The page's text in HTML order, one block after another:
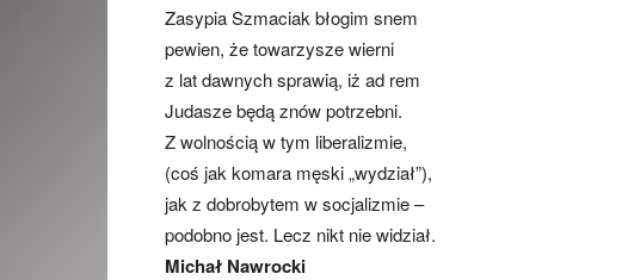
Zasypia Szmaciak błogim snem
pewien, że towarzysze wierni
z lat dawnych sprawią, iż ad rem
Judasze będą znów potrzebni.
Z wolnością w tym liberalizmie,
(coś jak komara męski „wydział”),
jak z dobrobytem w socjalizmie –
podobno jest. Lecz nikt nie widział.
Michał Nawrocki